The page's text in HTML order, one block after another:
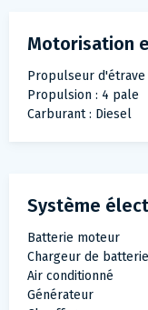
Propulseur d'étrave
Propulsion : 4 pale
Carburant : Diesel
Système
Batterie moteur
Chargeur de batterie
Air conditionné
Générateur